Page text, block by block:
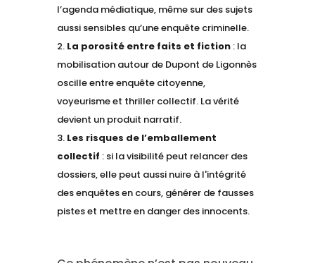
l’agenda médiatique, même sur des sujets
aussi sensibles qu’une enquête criminelle.
La porosité entre faits et fiction: la
mobilisation autour de Dupont de Ligonnès
oscille entre enquête citoyenne,
voyeurisme et thriller collectif. La vérité
devient un produit narratif.
Les risques de l’emballement
collectif : si la visibilité peut relancer des
dossiers, elle peut aussi nuire à l'intégrité
des enquêtes en cours, générer de fausses
pistes et mettre en danger des innocents.